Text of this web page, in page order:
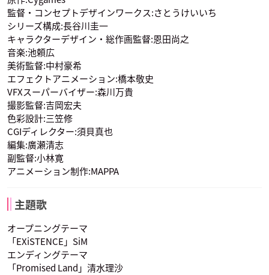
監督・コンセプトデザインワークス:さとうけいいち
シリーズ構成:長谷川圭一
キャラクターデザイン・総作画監督:恩田尚之
音楽:池頼広
美術監督:中村豪希
エフェクトアニメーション:橋本敬史
VFXスーパーバイザー:森川万貴
撮影監督:吉岡宏夫
色彩設計:三笠修
CGIディレクター:須貝真也
編集:廣瀬清志
副監督:小林寛
アニメーション制作:MAPPA
主題歌
オープニングテーマ
「EXiSTENCE」SiM
エンディングテーマ
「Promised Land」清水理沙